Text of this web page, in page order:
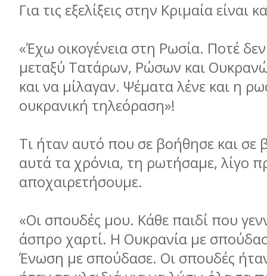
Για τις εξελίξεις στην Κριμαία
«Έχω οικογένεια στη Ρωσία. Ποτέ
μεταξύ Τατάρων, Ρώσων και
και να μίλαγαν. Ψέματα λένε και η
ουκρανική τηλεόραση»!
Τι ήταν αυτό που σε βοήθησε και σε
αυτά τα χρόνια, τη ρωτήσαμε, λίγο
αποχαιρετήσουμε.
«Οι σπουδές μου. Κάθε παιδί που
άσπρο χαρτί. Η Ουκρανία με
Ένωση με σπούδασε. Οι σπουδές